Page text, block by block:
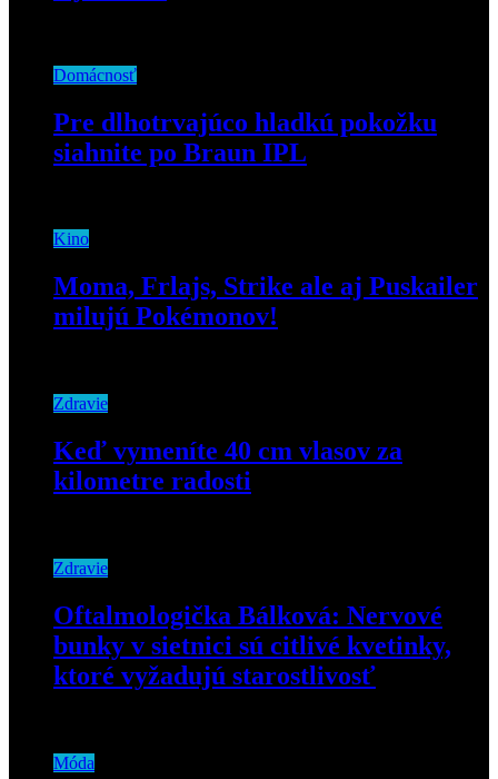
Domácnosť
Pre dlhotrvajúco hladkú pokožku
siahnite po Braun IPL
Kino
Moma, Frlajs, Strike ale aj Puskailer
milujú Pokémonov!
Zdravie
Keď vymeníte 40 cm vlasov za
kilometre radosti
Zdravie
Oftalmologička Bálková: Nervové
bunky v sietnici sú citlivé kvetinky,
ktoré vyžadujú starostlivosť
Móda